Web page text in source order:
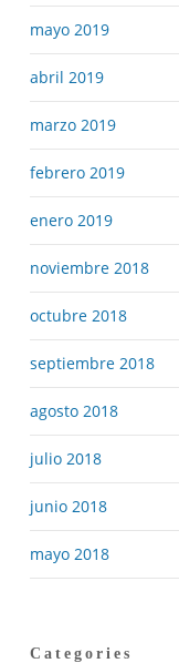
mayo 2019
abril 2019
marzo 2019
febrero 2019
enero 2019
noviembre 2018
octubre 2018
septiembre 2018
agosto 2018
julio 2018
junio 2018
mayo 2018
Categories